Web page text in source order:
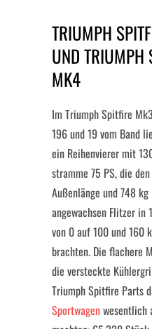
TRIUMPH
UND TRIUMPH
MK4
Im Triumph Spitfire
196 und 19 vom Band
ein Reihenvierer mit
stramme 75 PS, die
Außenlänge und 748
angewachsen Flitzer in
von 0 auf 100 und 160
brachten. Die flachere
die versteckte
Triumph Spitfire Parts
Sportwagen